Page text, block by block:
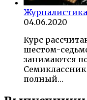
04.06.2020
Курс
шестом-
занимаются
полный…